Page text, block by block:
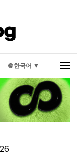
🌐 한국어 ▼